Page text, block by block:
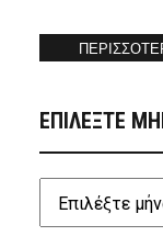
ΕΠΙΛΕΞΤΕ